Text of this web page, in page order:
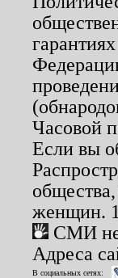
Часовой
Если вы
женщин.
СМИ не
Адреса
В социальных сетях: